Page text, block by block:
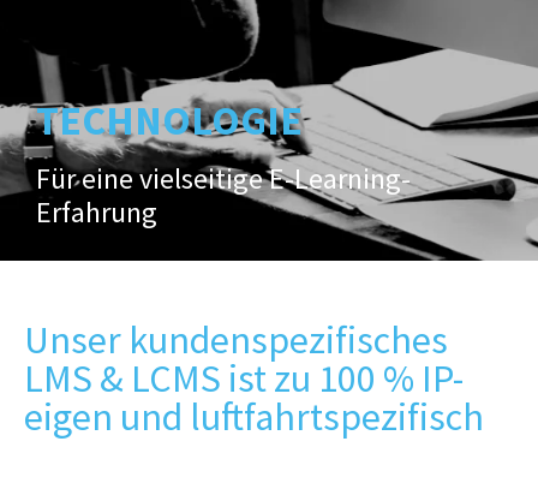
TECHNOLOGIE
Für eine vielseitige E-Learning-
Erfahrung
Unser kundenspezifisches
LMS & LCMS ist zu 100 % IP-
eigen und luftfahrtspezifisch